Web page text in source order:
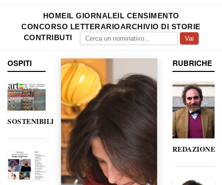
HOMEIL GIORNALEIL CENSIMENTO
CONCORSO LETTERARIOARCHIVIO DI STORIE
CONTRIBUTI
Vai
OSPITI
SOSTENIBILITÀ
RUBRICHE
REDAZIONE